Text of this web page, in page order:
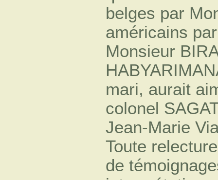
belges par
américains
Monsieur
mari, aurait
colonel
Jean-Marie
Toute
de